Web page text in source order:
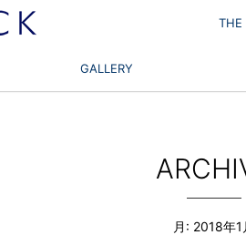
THE
GALLERY
月: 2018年1